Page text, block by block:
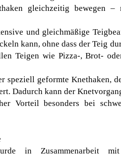
gleichzeitig bewegen –
und gleichmäßige
kann, ohne dass der Teig
Teigen wie Pizza-, Brot-
speziell geformte Knethaken,
Dadurch kann der
Vorteil besonders bei
in Zusammenarbeit